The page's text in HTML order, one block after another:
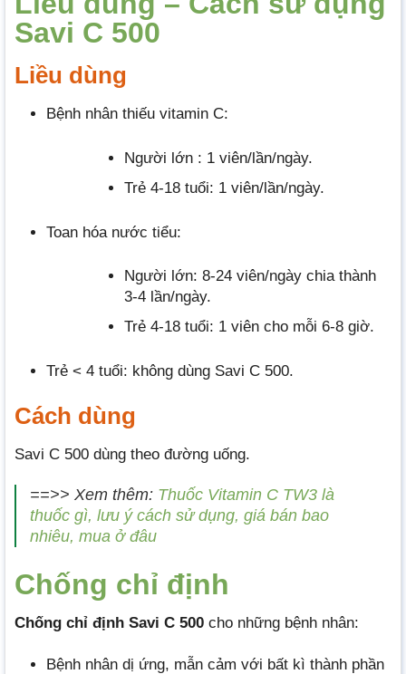
Savi C 500
Liều dùng
Bệnh nhân thiếu vitamin C:
Người lớn : 1 viên/lần/ngày.
Trẻ 4-18 tuổi: 1 viên/lần/ngày.
Toan hóa nước tiểu:
Người lớn: 8-24 viên/ngày chia thành
3-4 lần/ngày.
Trẻ 4-18 tuổi: 1 viên cho mỗi 6-8 giờ.
Trẻ < 4 tuổi: không dùng Savi C 500.
Cách dùng
Savi C 500 dùng theo đường uống.
==>> Xem thêm: Thuốc Vitamin C TW3 là
thuốc gì, lưu ý cách sử dụng, giá bán bao
nhiêu, mua ở đâu
Chống chỉ định
Chống chỉ định Savi C 500 cho những bệnh nhân:
Bệnh nhân dị ứng, mẫn cảm với bất kì thành phần